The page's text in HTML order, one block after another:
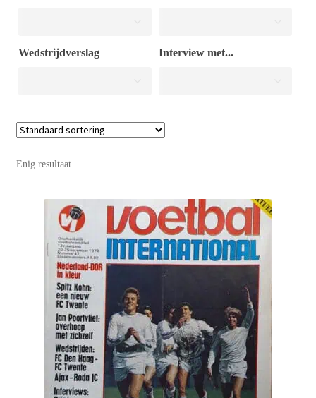
Wedstrijdverslag Interview met...
Enig resultaat